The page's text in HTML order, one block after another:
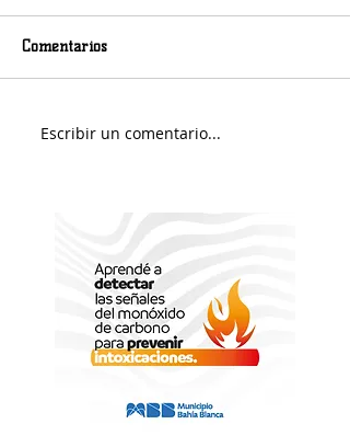
Viernes nuboso
Comentarios
Escribir un comentario...